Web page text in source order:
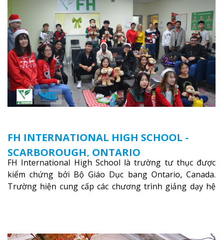
FH INTERNATIONAL HIGH SCHOOL -
SCARBOROUGH, ONTARIO
FH International High School là trường tư thục được
kiểm chứng bởi Bộ Giáo Dục bang Ontario, Canada.
Trường hiện cung cấp các chương trình giảng dạy hệ
học tại Canada.Xem thêm